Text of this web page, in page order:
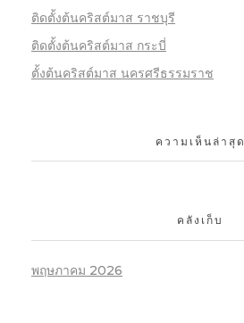
ติดตั้งต้นคริสต์มาส ราชบุรี
ติดตั้งต้นคริสต์มาส กระบี่
ตั้งต้นคริสต์มาส นครศรีธรรมราช
ความเห็นล่าสุด
คลังเก็บ
พฤษภาคม 2026